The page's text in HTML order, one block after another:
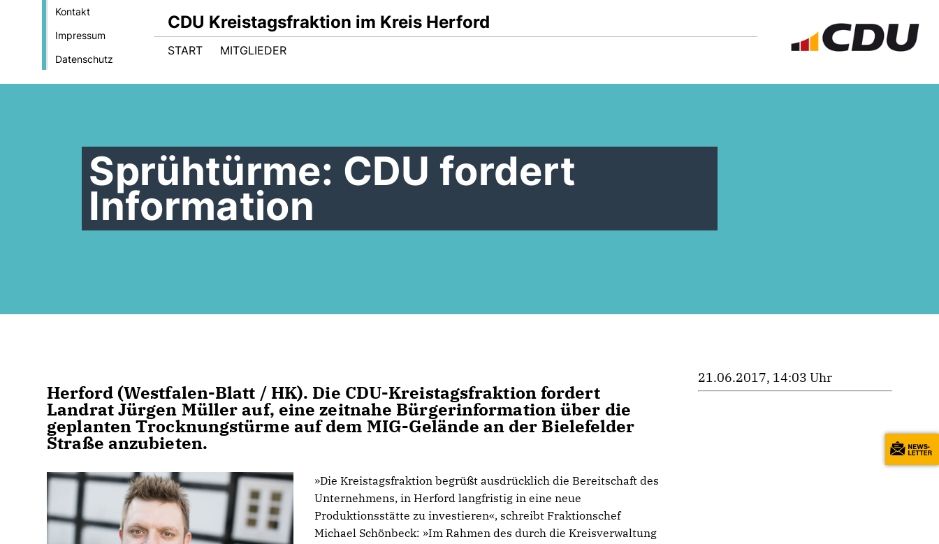
Kontakt
Impressum
Datenschutz
CDU Kreistagsfraktion im Kreis Herford
START MITGLIEDER
Sprühtürme: CDU fordert
Information
Herford (Westfalen-Blatt / HK). Die CDU-Kreistagsfraktion fordert
Landrat Jürgen Müller auf, eine zeitnahe Bürgerinformation über die
geplanten Trocknungstürme auf dem MIG-Gelände an der Bielefelder
Straße anzubieten.
»Die Kreistagsfraktion begrüßt ausdrücklich die Bereitschaft des
Unternehmens, in Herford langfristig in eine neue
Produktionsstätte zu investieren«, schreibt Fraktionschef
Michael Schönbeck: »Im Rahmen des durch die Kreisverwaltung
21.06.2017, 14:03 Uhr